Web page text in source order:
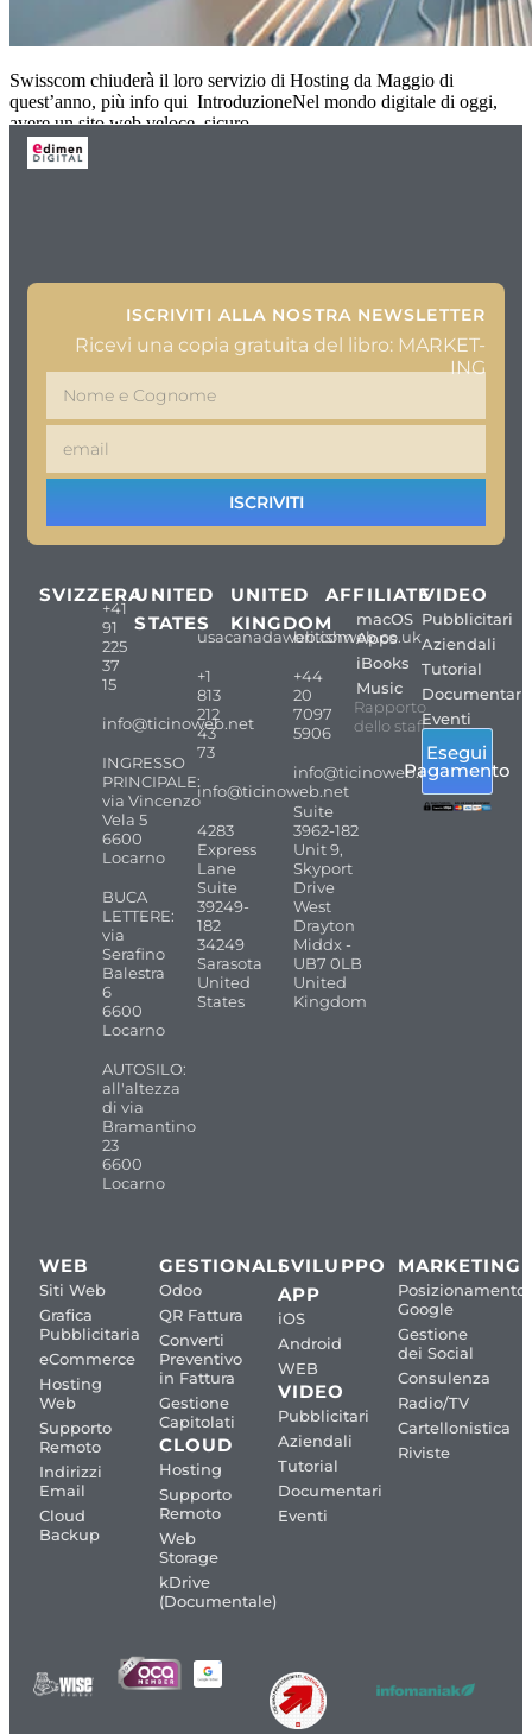
Swisscom chiuderà il loro servizio di Hosting da Maggio di
quest’anno, più info qui IntroduzioneNel mondo digitale di oggi,
avere un sito web veloce, sicuro
ISCRIVITI ALLA NOSTRA NEWSLETTER
Ricevi una copia gratuita del libro: MARKET-
ING
ISCRIVITI
SVIZZERA
+41
91
225
37
15
info@ticinoweb.net
INGRESSO
PRINCIPALE:
via Vincenzo
Vela 5
6600
Locarno
BUCA
LETTERE:
via
Serafino
Balestra
6
6600
Locarno
AUTOSILO:
all'altezza
di via
Bramantino
23
6600
Locarno
UNITED
STATES
usacanadaweb.com
+1
813
212
43
73
info@ticinoweb.net
4283
Express
Lane
Suite
39249-
182
34249
Sarasota
United
States
UNITED
KINGDOM
britishweb.co.uk
+44
20
7097
5906
info@ticinoweb.net
Suite
3962-182
Unit 9,
Skyport
Drive
West
Drayton
Middx -
UB7 0LB
United
Kingdom
AFFILIATE
macOS
Apps
iBooks
Music
Rapporto
dello staff
VIDEO
Pubblicitari
Aziendali
Tutorial
Documentari
Eventi
Esegui
Pagamento
WEB
Siti Web
Grafica
Pubblicitaria
eCommerce
Hosting
Web
Supporto
Remoto
Indirizzi
Email
Cloud
Backup
GESTIONALI
Odoo
QR Fattura
Converti
Preventivo
in Fattura
Gestione
Capitolati
CLOUD
Hosting
Supporto
Remoto
Web
Storage
kDrive
(Documentale)
SVILUPPO
APP
iOS
Android
WEB
VIDEO
Pubblicitari
Aziendali
Tutorial
Documentari
Eventi
MARKETING
Posizionamento
Google
Gestione
dei Social
Consulenza
Radio/TV
Cartellonistica
Riviste